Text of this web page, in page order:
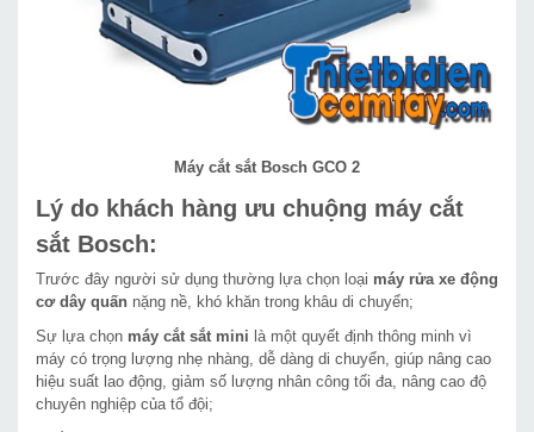
Máy cắt sắt Bosch GCO 2
Lý do khách hàng ưu chuộng máy cắt
sắt Bosch:
Trước đây người sử dụng thường lựa chọn loại máy rửa xe động
cơ dây quấn nặng nề, khó khăn trong khâu di chuyển;
Sự lựa chọn máy cắt sắt mini là một quyết định thông minh vì
máy có trọng lượng nhẹ nhàng, dễ dàng di chuyển, giúp nâng cao
hiệu suất lao động, giảm số lượng nhân công tối đa, nâng cao độ
chuyên nghiệp của tổ đội;